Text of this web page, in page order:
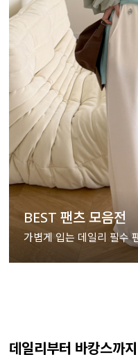
BEST 팬츠 모음전
가볍게 입는 데일리 필수
데일리부터 바캉스까